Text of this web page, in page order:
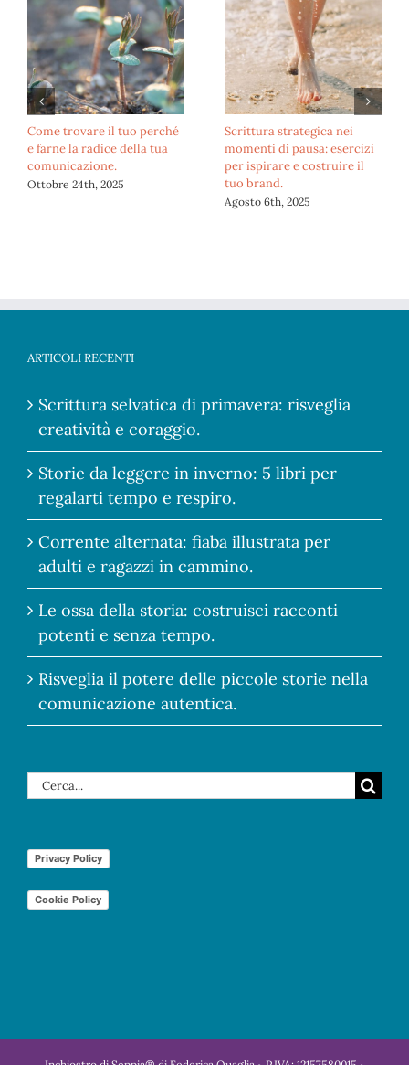
Archetipo del serpente nel
branding: guida per
imprenditrici in evoluzione.
Agosto 5th, 2025
Le ossa della storia:
costruisci racconti potenti
e senza tempo.
Dicembre 9th, 2025
creatività e coraggio.
Storie da leggere in inverno: 5 libri per
regalarti tempo e respiro.
Corrente alternata: fiaba illustrata per
adulti e ragazzi in cammino.
Le ossa della storia: costruisci racconti
potenti e senza tempo.
Risveglia il potere delle piccole storie nella
comunicazione autentica.
per: